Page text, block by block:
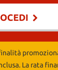
La rata